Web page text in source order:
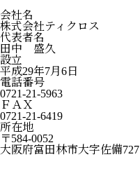
会社名
株式会社ティクロス
代表者名
田中 盛久
設立
平成29年7月6日
電話番号
0721-21-5963
ＦＡＸ
0721-21-6419
所在地
〒584-0052
大阪府富田林市大字佐備727